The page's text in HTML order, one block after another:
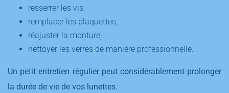
resserrer les vis,
remplacer les plaquettes,
réajuster la monture,
nettoyer les verres de manière professionnelle.
Un petit entretien régulier peut considérablement prolonger
la durée de vie de vos lunettes.